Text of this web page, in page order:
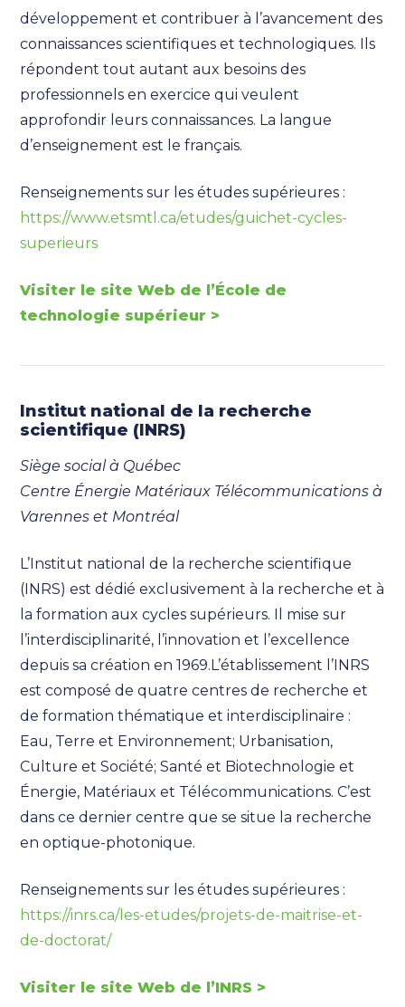
développement et contribuer à l’avancement des
connaissances scientifiques et technologiques. Ils
répondent tout autant aux besoins des
professionnels en exercice qui veulent
approfondir leurs connaissances. La langue
d’enseignement est le français.
Renseignements sur les études supérieures :
https://www.etsmtl.ca/etudes/guichet-cycles-
superieurs
Visiter le site Web de l’École de
technologie supérieur >
Institut national de la recherche
scientifique (INRS)
Siège social à Québec
Centre Énergie Matériaux Télécommunications à
Varennes et Montréal
L’Institut national de la recherche scientifique
(INRS) est dédié exclusivement à la recherche et à
la formation aux cycles supérieurs. Il mise sur
l’interdisciplinarité, l’innovation et l’excellence
depuis sa création en 1969.L’établissement l’INRS
est composé de quatre centres de recherche et
de formation thématique et interdisciplinaire :
Eau, Terre et Environnement; Urbanisation,
Culture et Société; Santé et Biotechnologie et
Énergie, Matériaux et Télécommunications. C’est
dans ce dernier centre que se situe la recherche
en optique-photonique.
Renseignements sur les études supérieures :
https://inrs.ca/les-etudes/projets-de-maitrise-et-
de-doctorat/
Visiter le site Web de l’INRS >